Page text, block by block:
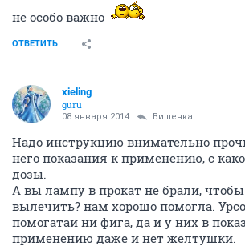
не особо важно
ОТВЕТИТЬ
xieling
guru
08 января 2014 Вишенка
Надо инструкцию внимательно
него показания к применению, с
дозы.
А вы лампу в прокат не брали,
вылечить? нам хорошо помогла.
помогатаи ни фига, да и у них в
применению даже и нет желтушки.